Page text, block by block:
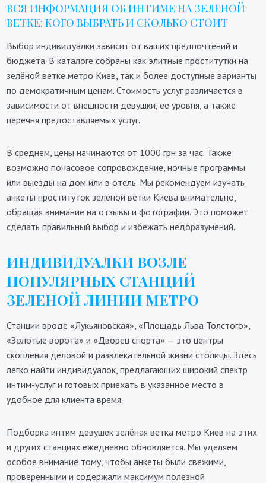
ВСЯ ИНФОРМАЦИЯ ОБ ИНТИМЕ НА ЗЕЛЕНОЙ
ВЕТКЕ: КОГО ВЫБРАТЬ И СКОЛЬКО СТОИТ
Выбор индивидуалки зависит от ваших предпочтений и
бюджета. В каталоге собраны как элитные проститутки на
зелёной ветке метро Киев, так и более доступные варианты
по демократичным ценам. Стоимость услуг различается в
зависимости от внешности девушки, ее уровня, а также
перечня предоставляемых услуг.
В среднем, цены начинаются от 1000 грн за час. Также
возможно почасовое сопровождение, ночные программы
или выезды на дом или в отель. Мы рекомендуем изучать
анкеты проституток зелёной ветки Киева внимательно,
обращая внимание на отзывы и фотографии. Это поможет
сделать правильный выбор и избежать недоразумений.
ИНДИВИДУАЛКИ ВОЗЛЕ
ПОПУЛЯРНЫХ СТАНЦИЙ
ЗЕЛЕНОЙ ЛИНИИ МЕТРО
Станции вроде «Лукьяновская», «Площадь Льва Толстого»,
«Золотые ворота» и «Дворец спорта» — это центры
скопления деловой и развлекательной жизни столицы. Здесь
легко найти индивидуалок, предлагающих широкий спектр
интим-услуг и готовых приехать в указанное место в
удобное для клиента время.
Подборка интим девушек зелёная ветка метро Киев на этих
и других станциях ежедневно обновляется. Мы уделяем
особое внимание тому, чтобы анкеты были свежими,
проверенными и содержали максимум полезной